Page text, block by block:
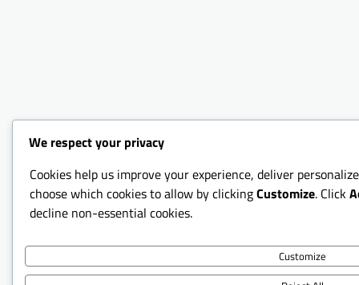
We respect your privacy
Cookies help us improve your experience, deliver
choose which cookies to allow by clickingCustomize. Click
decline non-essential cookies.
Customize